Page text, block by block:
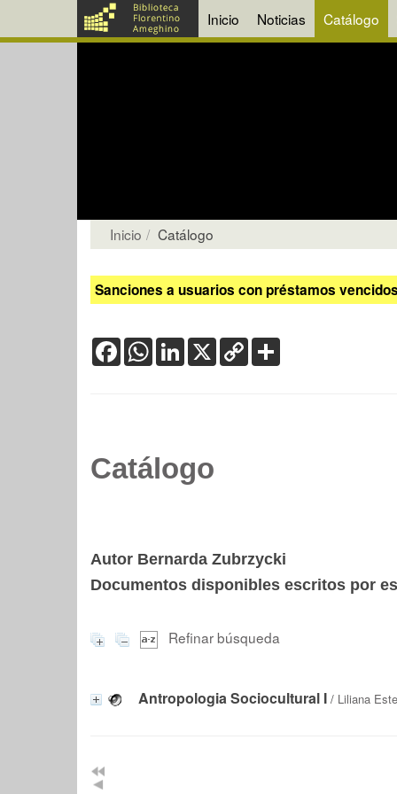
Inicio Noticias Catálogo
Inicio Catálogo
Sanciones a usuarios con préstamos
FacebookWhatsApp
LinkedIn
X Copy
Link
Catálogo
Autor Bernarda Zubrzycki
Documentos disponibles escritos por
Refinar búsqueda
Antropologia Sociocultural I / Liliana